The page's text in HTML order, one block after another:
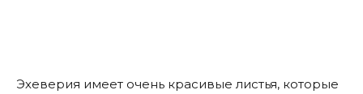
Эхеверия имеет очень красивые листья, которые